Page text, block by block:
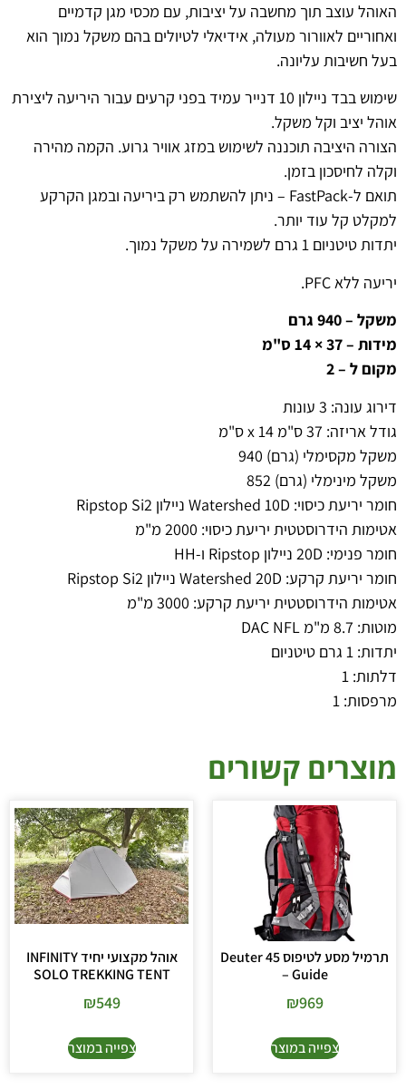
האוהל עוצב תוך מחשבה על יציבות, עם מכסי מגן קדמיים
ואחוריים לאוורור מעולה, אידיאלי לטיולים בהם משקל נמוך הוא
בעל חשיבות עליונה.
שימוש בבד ניילון 10 דנייר עמיד בפני קרעים עבור היריעה ליצירת
אוהל יציב וקל משקל.
הצורה היציבה תוכננה לשימוש במזג אוויר גרוע. הקמה מהירה
וקלה לחיסכון בזמן.
תואם ל-FastPack – ניתן להשתמש רק ביריעה ובמגן הקרקע
למקלט קל עוד יותר.
יתדות טיטניום 1 גרם לשמירה על משקל נמוך.
יריעה ללאPFC
.
משקל – 940 גרם
מידות – 37 × 14 ס"מ
מקום ל – 2
דירוג עונה: 3 עונות
גודל אריזה: 37 ס"מ x 14 ס"מ
משקל מקסימלי (גרם) 940
משקל מינימלי (גרם) 852
חומר יריעת כיסוי: Watershed 10D ניילון Ripstop Si2
אטימות הידרוסטטית יריעת כיסוי: 2000 מ"מ
חומר פנימי: 20D ניילון Ripstop ו-HH
חומר יריעת קרקע: Watershed 20D ניילון Ripstop Si2
אטימות הידרוסטטית יריעת קרקע: 3000 מ"מ
מוטות: 8.7 מ"מ DAC NFL
יתדות: 1 גרם טיטניום
דלתות: 1
מרפסות: 1
מוצרים קשורים
תרמיל מסע לטיפוס 45 Deuter
– Guide
₪969
צפייה במוצר
אוהל מקצועי יחיד INFINITY
SOLO TREKKING TENT
₪549
צפייה במוצר